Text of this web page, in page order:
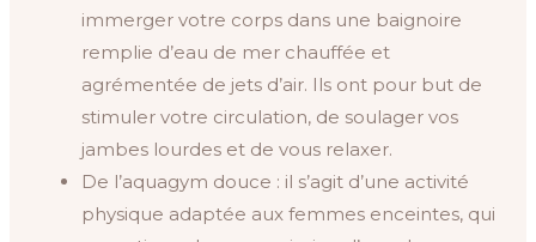
immerger votre corps dans une baignoire
remplie d’eau de mer chauffée et
agrémentée de jets d’air. Ils ont pour but de
stimuler votre circulation, de soulager vos
jambes lourdes et de vous relaxer.
De l’aquagym douce : il s’agit d’une activité
physique adaptée aux femmes enceintes, qui